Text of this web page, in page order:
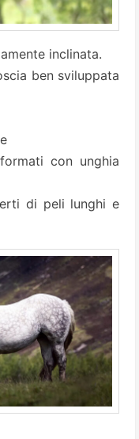
inclinata.
ben sviluppata
con unghia
di peli lunghi e